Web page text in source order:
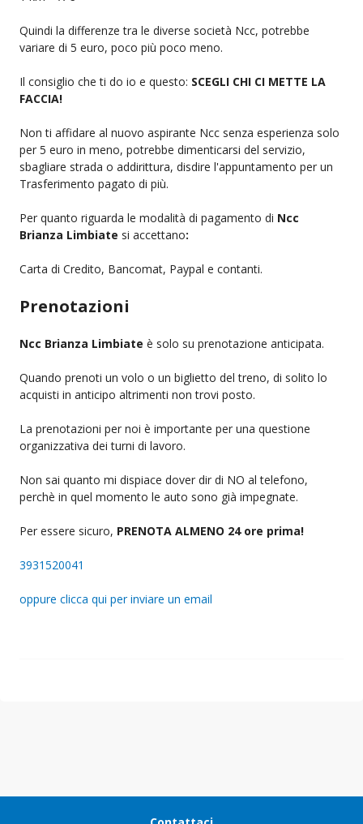
Quindi la differenze tra le diverse società Ncc, potrebbe
variare di 5 euro, poco più poco meno.
Il consiglio che ti do io e questo: SCEGLI CHI CI METTE LA
FACCIA!
Non ti affidare al nuovo aspirante Ncc senza esperienza solo
per 5 euro in meno, potrebbe dimenticarsi del servizio,
sbagliare strada o addirittura, disdire l'appuntamento per un
Trasferimento pagato di più.
Per quanto riguarda le modalità di pagamento di Ncc
Brianza Limbiate si accettano:
Carta di Credito, Bancomat, Paypal e contanti.
Prenotazioni
Ncc Brianza Limbiate è solo su prenotazione anticipata.
Quando prenoti un volo o un biglietto del treno, di solito lo
acquisti in anticipo altrimenti non trovi posto.
La prenotazioni per noi è importante per una questione
organizzativa dei turni di lavoro.
Non sai quanto mi dispiace dover dir di NO al telefono,
perchè in quel momento le auto sono già impegnate.
Per essere sicuro, PRENOTA ALMENO 24 ore prima!
3931520041
oppure clicca qui per inviare un email